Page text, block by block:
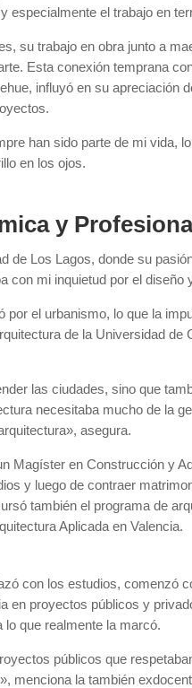
especialmente el trabajo en
su trabajo en obra junto a
Esta conexión temprana
influyó en su apreciación
han sido parte de mi vida,
en los ojos.
y
de Los Lagos, donde su
con mi inquietud por el diseño
el urbanismo, lo que la
de la Universidad de
las ciudades, sino que
necesitaba mucho de la
asegura.
Magíster en Construcción y
y luego de contraer
también el programa de
Aplicada en Valencia.
con los estudios, comenzó
en proyectos públicos y
lo que realmente la marcó.
públicos que
menciona la también